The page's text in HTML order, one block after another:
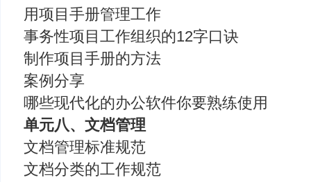
用项目手册管理工作
事务性项目工作组织的12字口诀
制作项目手册的方法
案例分享
哪些现代化的办公软件你要熟练使用
单元八、文档管理
文档管理标准规范
文档分类的工作规范